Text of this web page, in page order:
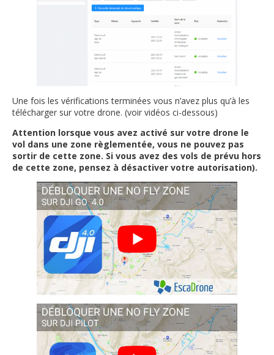
Une fois les vérifications terminées vous n’avez plus qu’à les
télécharger sur votre drone. (voir vidéos ci-dessous)
Attention lorsque vous avez activé sur votre drone le
vol dans une zone règlementée, vous ne pouvez pas
sortir de cette zone. Si vous avez des vols de prévu hors
de cette zone, pensez à désactiver votre autorisation).